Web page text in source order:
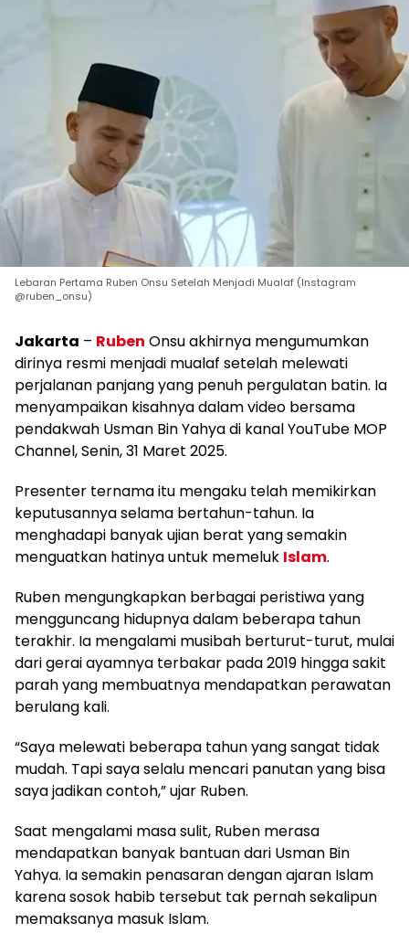
Lebaran Pertama Ruben Onsu Setelah Menjadi Mualaf (Instagram
@ruben_onsu)
Jakarta – Ruben Onsu akhirnya mengumumkan
dirinya resmi menjadi mualaf setelah melewati
perjalanan panjang yang penuh pergulatan batin. Ia
menyampaikan kisahnya dalam video bersama
pendakwah Usman Bin Yahya di kanal YouTube MOP
Channel, Senin, 31 Maret 2025.
Presenter ternama itu mengaku telah memikirkan
keputusannya selama bertahun-tahun. Ia
menghadapi banyak ujian berat yang semakin
menguatkan hatinya untuk memeluk Islam.
Ruben mengungkapkan berbagai peristiwa yang
mengguncang hidupnya dalam beberapa tahun
terakhir. Ia mengalami musibah berturut-turut, mulai
dari gerai ayamnya terbakar pada 2019 hingga sakit
parah yang membuatnya mendapatkan perawatan
berulang kali.
“Saya melewati beberapa tahun yang sangat tidak
mudah. Tapi saya selalu mencari panutan yang bisa
saya jadikan contoh,” ujar Ruben.
Saat mengalami masa sulit, Ruben merasa
mendapatkan banyak bantuan dari Usman Bin
Yahya. Ia semakin penasaran dengan ajaran Islam
karena sosok habib tersebut tak pernah sekalipun
memaksanya masuk Islam.